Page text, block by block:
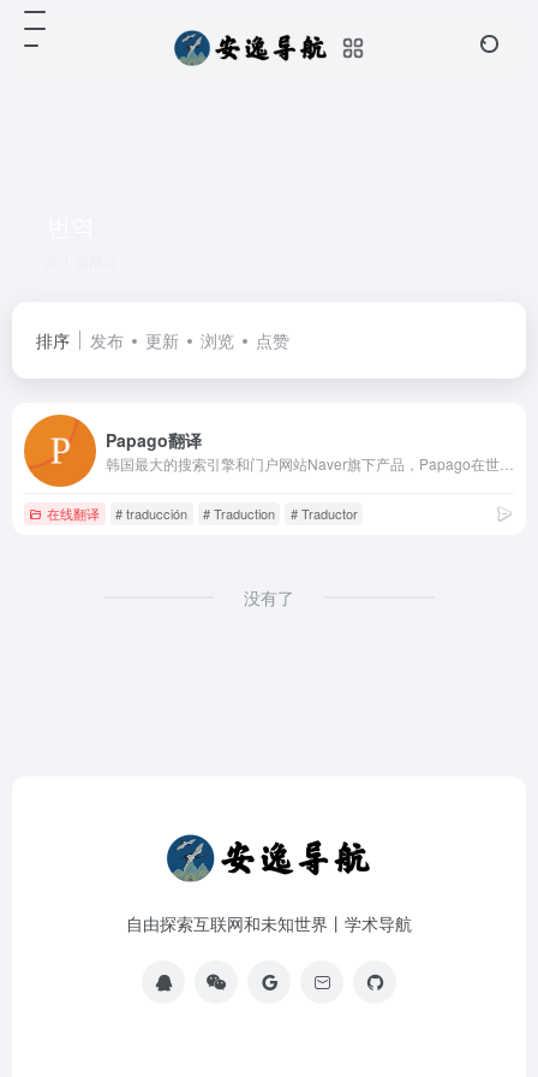
排序 发布 更新 浏览 点赞
Papago翻译
在线翻译 # traducción # Traduction # Traductor
没有了
自由探索互联网和未知世界丨学术导航